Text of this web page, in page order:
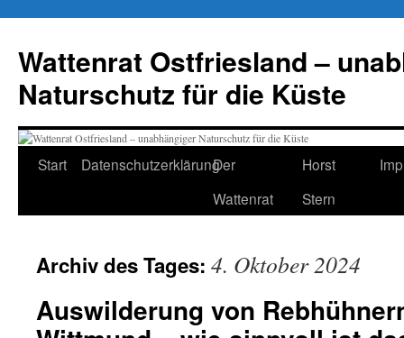
springen
Wattenrat Ostfriesland –
Naturschutz für die Küste
Start DatenschutzerklärungDer
Wattenrat
Horst
Stern
Archiv des Tages: 4. Oktober 2024
Auswilderung von